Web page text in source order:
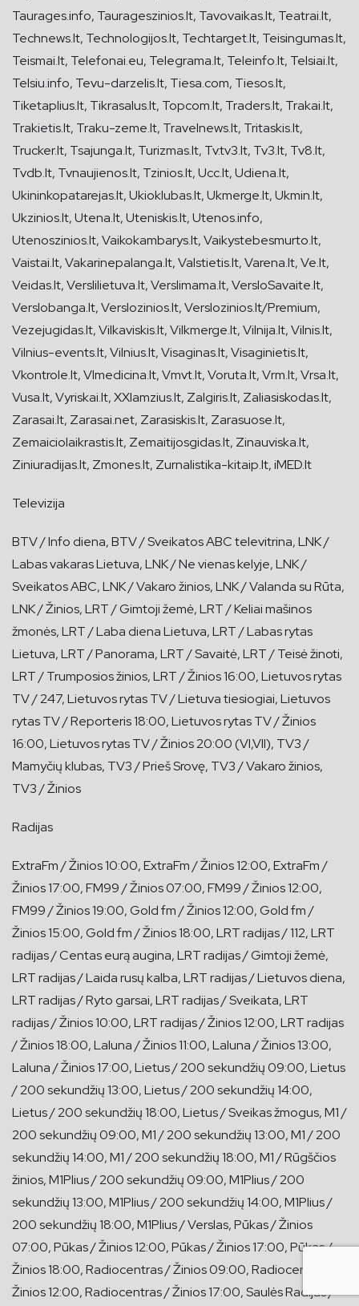
Taurages.info, Taurageszinios.lt, Tavovaikas.lt, Teatrai.lt,
Technews.lt, Technologijos.lt, Techtarget.lt, Teisingumas.lt,
Teismai.lt, Telefonai.eu, Telegrama.lt, Teleinfo.lt, Telsiai.lt,
Telsiu.info, Tevu-darzelis.lt, Tiesa.com, Tiesos.lt,
Tiketaplius.lt, Tikrasalus.lt, Topcom.lt, Traders.lt, Trakai.lt,
Trakietis.lt, Traku-zeme.lt, Travelnews.lt, Tritaskis.lt,
Trucker.lt, Tsajunga.lt, Turizmas.lt, Tv.tv3.lt, Tv3.lt, Tv8.lt,
Tvdb.lt, Tvnaujienos.lt, Tzinios.lt, Ucc.lt, Udiena.lt,
Ukininkopatarejas.lt, Ukioklubas.lt, Ukmerge.lt, Ukmin.lt,
Ukzinios.lt, Utena.lt, Uteniskis.lt, Utenos.info,
Utenoszinios.lt, Vaikokambarys.lt, Vaikystebesmurto.lt,
Vaistai.lt, Vakarinepalanga.lt, Valstietis.lt, Varena.lt, Ve.lt,
Veidas.lt, Verslilietuva.lt, Verslimama.lt, VersloSavaite.lt,
Verslobanga.lt, Verslozinios.lt, Verslozinios.lt/Premium,
Vezejugidas.lt, Vilkaviskis.lt, Vilkmerge.lt, Vilnija.lt, Vilnis.lt,
Vilnius-events.lt, Vilnius.lt, Visaginas.lt, Visaginietis.lt,
Vkontrole.lt, Vlmedicina.lt, Vmvt.lt, Voruta.lt, Vrm.lt, Vrsa.lt,
Vusa.lt, Vyriskai.lt, XXIamzius.lt, Zalgiris.lt, Zaliasiskodas.lt,
Zarasai.lt, Zarasai.net, Zarasiskis.lt, Zarasuose.lt,
Zemaiciolaikrastis.lt, Zemaitijosgidas.lt, Zinauviska.lt,
Ziniuradijas.lt, Zmones.lt, Zurnalistika-kitaip.lt, iMED.lt
Televizija
BTV / Info diena, BTV / Sveikatos ABC televitrina, LNK /
Labas vakaras Lietuva, LNK / Ne vienas kelyje, LNK /
Sveikatos ABC, LNK / Vakaro žinios, LNK / Valanda su Rūta,
LNK / Žinios, LRT / Gimtoji žemė, LRT / Keliai mašinos
žmonės, LRT / Laba diena Lietuva, LRT / Labas rytas
Lietuva, LRT / Panorama, LRT / Savaitė, LRT / Teisė žinoti,
LRT / Trumposios žinios, LRT / Žinios 16:00, Lietuvos rytas
TV / 247, Lietuvos rytas TV / Lietuva tiesiogiai, Lietuvos
rytas TV / Reporteris 18:00, Lietuvos rytas TV / Žinios
16:00, Lietuvos rytas TV / Žinios 20:00 (VI,VII), TV3 /
Mamyčių klubas, TV3 / Prieš Srovę, TV3 / Vakaro žinios,
TV3 / Žinios
Radijas
ExtraFm / Žinios 10:00, ExtraFm / Žinios 12:00, ExtraFm /
Žinios 17:00, FM99 / Žinios 07:00, FM99 / Žinios 12:00,
FM99 / Žinios 19:00, Gold fm / Žinios 12:00, Gold fm /
Žinios 15:00, Gold fm / Žinios 18:00, LRT radijas / 112, LRT
radijas / Centas eurą augina, LRT radijas / Gimtoji žemė,
LRT radijas / Laida rusų kalba, LRT radijas / Lietuvos diena,
LRT radijas / Ryto garsai, LRT radijas / Sveikata, LRT
radijas / Žinios 10:00, LRT radijas / Žinios 12:00, LRT radijas
/ Žinios 18:00, Laluna / Žinios 11:00, Laluna / Žinios 13:00,
Laluna / Žinios 17:00, Lietus / 200 sekundžių 09:00, Lietus
/ 200 sekundžių 13:00, Lietus / 200 sekundžių 14:00,
Lietus / 200 sekundžių 18:00, Lietus / Sveikas žmogus, M1 /
200 sekundžių 09:00, M1 / 200 sekundžių 13:00, M1 / 200
sekundžių 14:00, M1 / 200 sekundžių 18:00, M1 / Rūgščios
žinios, M1Plius / 200 sekundžių 09:00, M1Plius / 200
sekundžių 13:00, M1Plius / 200 sekundžių 14:00, M1Plius /
200 sekundžių 18:00, M1Plius / Verslas, Pūkas / Žinios
07:00, Pūkas / Žinios 12:00, Pūkas / Žinios 17:00, Pūkas /
Žinios 18:00, Radiocentras / Žinios 09:00, Radiocentras /
Žinios 12:00, Radiocentras / Žinios 17:00, Saulės Radijas /